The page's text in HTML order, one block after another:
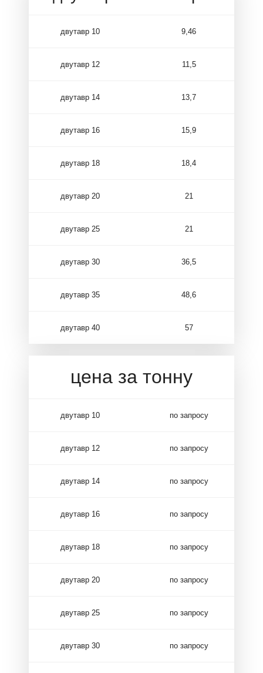
двутавр 10 9,46
двутавр 12 11,5
двутавр 14 13,7
двутавр 16 15,9
двутавр 18 18,4
двутавр 20 21
двутавр 25 21
двутавр 30 36,5
двутавр 35 48,6
двутавр 40 57
цена за тонну
двутавр 10 по запросу
двутавр 12 по запросу
двутавр 14 по запросу
двутавр 16 по запросу
двутавр 18 по запросу
двутавр 20 по запросу
двутавр 25 по запросу
двутавр 30 по запросу